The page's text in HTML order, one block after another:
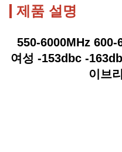
제품 설명
550-6000MHz 600-
여성 -153dbc -
이브